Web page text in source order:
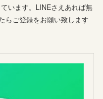
います。LINEさえあれば無
らご登録をお願い致します